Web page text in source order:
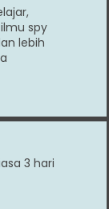
spy
lebih
3 hari